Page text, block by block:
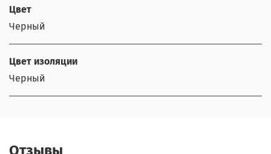
Цвет
Черный
Цвет изоляции
Черный
Отзывы